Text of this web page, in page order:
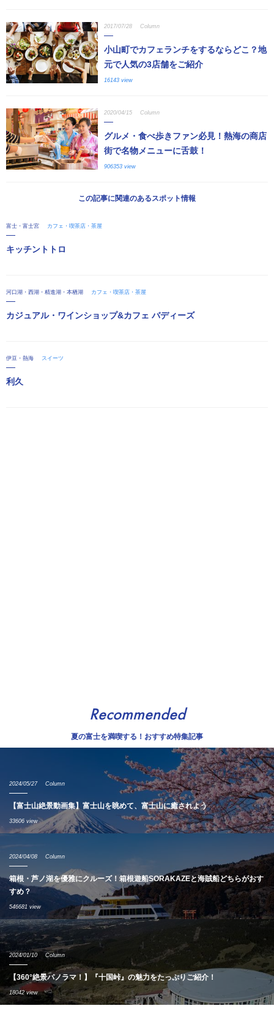
2017/07/28 Column
小山町でカフェランチをするならどこ？地
元で人気の3店舗をご紹介
16143 view
2020/04/15 Column
グルメ・食べ歩きファン必見！熱海の商店
街で名物メニューに舌鼓！
906353 view
この記事に関連のあるスポット情報
富士・富士宮 カフェ・喫茶店・茶屋
キッチントトロ
河口湖・西湖・精進湖・本栖湖 カフェ・喫茶店・茶屋
カジュアル・ワインショップ&カフェ バディーズ
伊豆・熱海 スイーツ
利久
Recommended
夏の富士を満喫する！おすすめ特集記事
2024/05/27 Column
【富士山絶景動画集】富士山を眺めて、富士山に癒されよう
33606 view
2024/04/08 Column
箱根・芦ノ湖を優雅にクルーズ！箱根遊船SORAKAZEと海賊船どちらがおす
すめ？
546681 view
2024/01/10 Column
【360°絶景パノラマ！】『十国峠』の魅力をたっぷりご紹介！
18042 view